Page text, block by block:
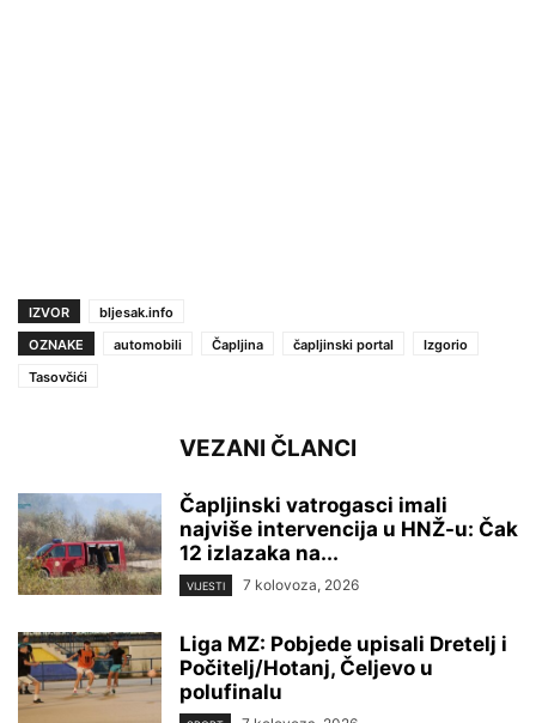
IZVOR
bljesak.info
OZNAKE
automobili Čapljina čapljinski portal
Izgorio
Tasovčići
VEZANI ČLANCI
Čapljinski vatrogasci imali
najviše intervencija u HNŽ-u: Čak
12 izlazaka na...
VIJESTI 7 kolovoza, 2026
Liga MZ: Pobjede upisali Dretelj i
Počitelj/Hotanj, Čeljevo u
polufinalu